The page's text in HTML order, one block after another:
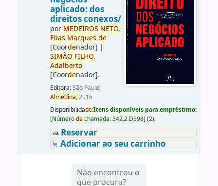
aplicado: dos
direitos conexos/
por MEDEIROS NETO,
Elias Marques de
[Coordenador] |
SIMÃO FILHO,
Adalberto
[Coordenador].
Editora:São Paulo:
Almedina,2016
Disponibilidade:Itens disponíveis para empréstimo:
[Númerodechamada:342.2 D598] (2).
Reservar
Adicionar ao seu carrinho
Não encontrou o
que procura?